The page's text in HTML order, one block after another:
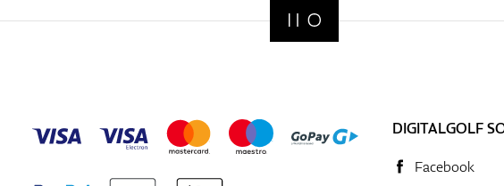
DIGITALGOLF
Facebook